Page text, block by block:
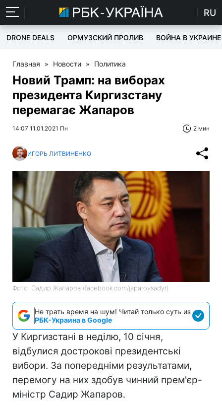
RU
DRONE DEALS ОРМУЗСКИЙ ПРОЛИВ ВОЙНА В УКРАИНЕ
Главная » Новости » Политика
Новий Трамп: на виборах
президента Киргизстану
перемагає Жапаров
14:07 11.01.2021 Пн 2 мин
ИГОРЬ ЛИТВИНЕНКО
Фото: Садир Жапаров (facebook.com/japarovsadyr)
Не трать время на шум! Читай только суть из
РБК-Украина в Google
У Киргизстані в неділю, 10 січня,
відбулися дострокові президентські
вибори. За попередніми результатами,
перемогу на них здобув чинний прем'єр-
міністр Садир Жапаров.